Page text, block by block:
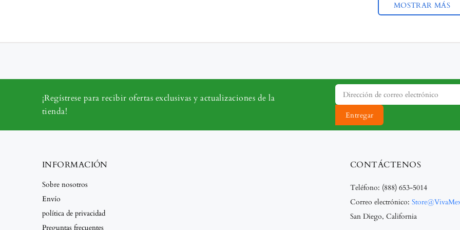
MOSTRAR MÁS
¡Regístrese para recibir ofertas exclusivas y actualizaciones de la
tienda!
Entregar
INFORMACIÓN
Sobre nosotros
Envío
política de privacidad
Preguntas frecuentes
CONTÁCTENOS
Teléfono: (888) 653-5014
Correo electrónico:
San Diego, California